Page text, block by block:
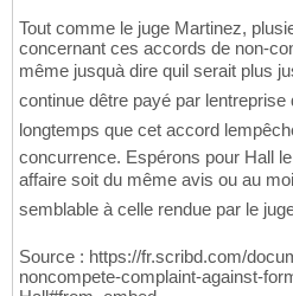
Tout comme le juge Martinez,
concernant ces accords de non-
même jusquà dire quil serait plus
continue dêtre payé par lentreprise
longtemps que cet accord
concurrence. Espérons pour Hall
affaire soit du même avis ou au
semblable à celle rendue par le
Source : https://fr.scribd.com/
noncompete-complaint-against-